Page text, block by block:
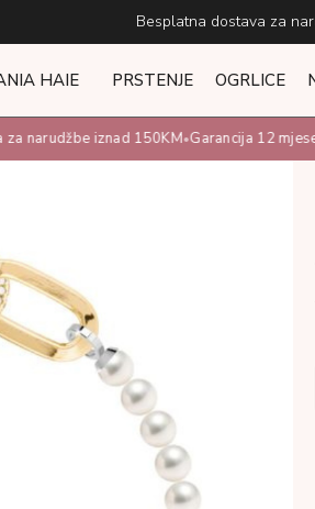
Besplatna dostava za
HAIE PRSTENJE OGRLICE
narudžbe iznad 150KM•Garancija 12 mjeseci